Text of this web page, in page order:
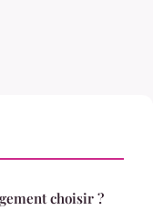
choisir ?